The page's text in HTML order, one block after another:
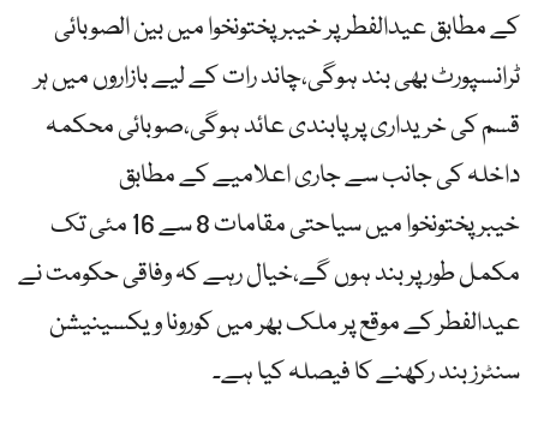
کے مطابق عیدالفطر پر خیبر پختونخوا میں بین الصوبائی
ٹرانسپورٹ بھی بند ہوگی،چاند رات کے لیے بازاروں میں ہر
قسم کی خریداری پر پابندی عائد ہوگی،صوبائی محکمہ
داخلہ کی جانب سے جاری اعلامیے کے مطابق
خیبرپختونخوا میں سیاحتی مقامات 8 سے 16 مئی تک
مکمل طور پر بند ہوں گے،خیال رہے کہ وفاقی حکومت نے
عیدالفطر کے موقع پر ملک بھر میں کورونا ویکسینیشن
سنٹرز بند رکھنے کا فیصلہ کیا ہے۔